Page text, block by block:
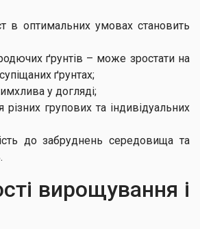
в оптимальних умовах становить
ґрунтів – може зростати на
ґрунтах;
у догляді;
різних групових та індивідуальних
до забруднень середовища та
вирощування і